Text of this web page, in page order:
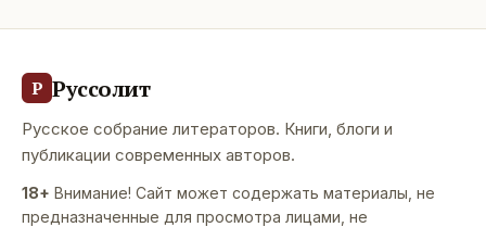
Р Руссолит
Русское собрание литераторов. Книги, блоги и
публикации современных авторов.
18+ Внимание! Сайт может содержать материалы, не
предназначенные для просмотра лицами, не